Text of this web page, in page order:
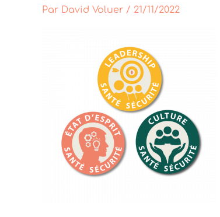
Par David Voluer / 21/11/2022